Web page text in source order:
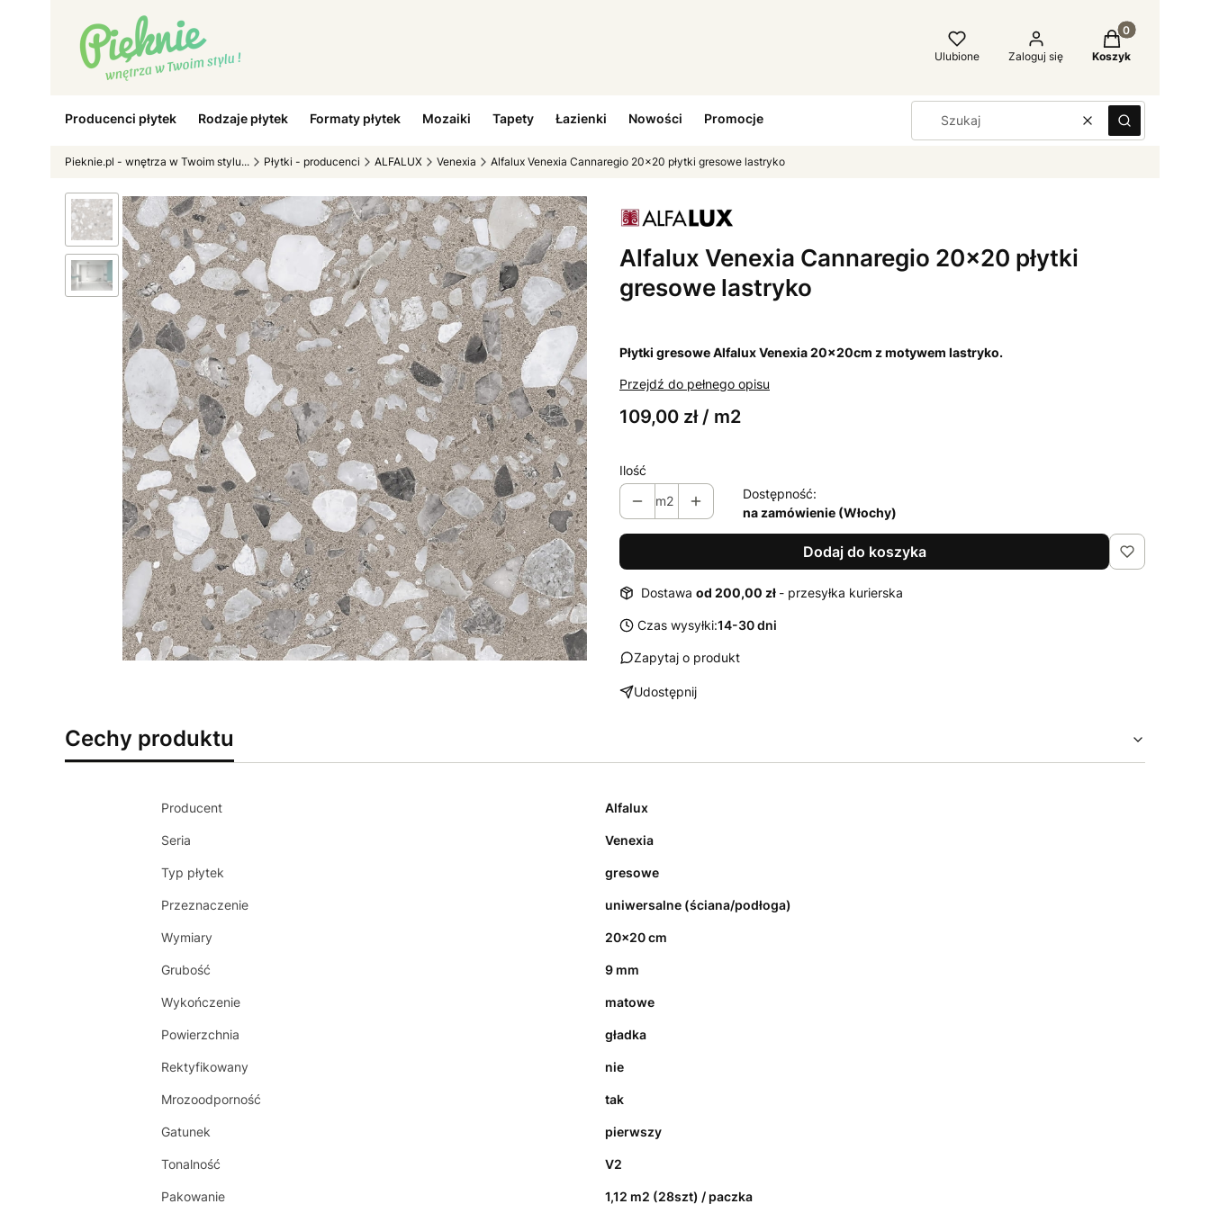
Ulubione Zaloguj się
Produkty w
Koszyk
Producenci płytek Rodzaje płytek Formaty płytek Mozaiki Tapety Łazienki Nowości Promocje
WyczyśćSzukaj
Pieknie.pl - wnętrza w Twoim stylu... Płytki - producenci ALFALUX Venexia Alfalux Venexia Cannaregio 20x20 płytki gresowe lastryko
Alfalux Venexia Cannaregio 20x20 płytki
gresowe lastryko
Płytki gresowe Alfalux Venexia 20x20cm z motywem lastryko.
Przejdź do pełnego opisu
109,00 zł / m2
Ilość
m2
Dostępność:
na zamówienie (Włochy)
Dodaj do koszyka
Dostawa od 200,00 zł - przesyłka kurierska
Czas wysyłki:14-30 dni
Zapytaj o produkt
Udostępnij
Cechy produktu
Producent Alfalux
Seria Venexia
Typ płytek gresowe
Przeznaczenie uniwersalne (ściana/podłoga)
Wymiary 20x20 cm
Grubość 9 mm
Wykończenie matowe
Powierzchnia gładka
Rektyfikowany nie
Mrozoodporność tak
Gatunek pierwszy
Tonalność V2
Pakowanie 1,12 m2 (28szt) / paczka